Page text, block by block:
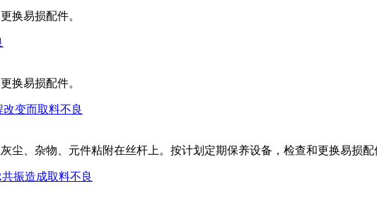
换易损配件。
换易损配件。
变而取料不良
尘、杂物、元件粘附在丝杆上。按计划定期保养设备，检查和更换易损配
振造成取料不良